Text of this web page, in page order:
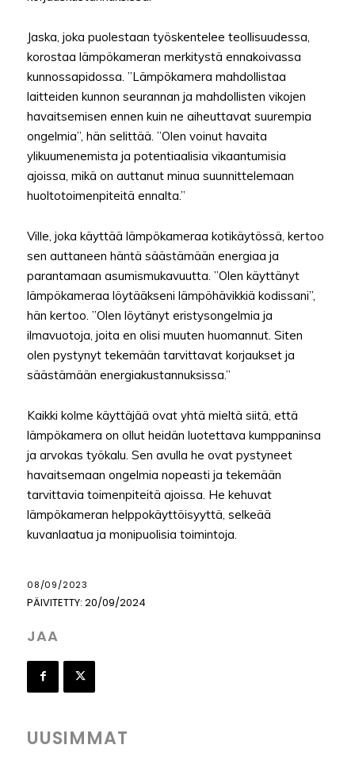
Jaska, joka puolestaan työskentelee teollisuudessa,
korostaa lämpökameran merkitystä ennakoivassa
kunnossapidossa. ”Lämpökamera mahdollistaa
laitteiden kunnon seurannan ja mahdollisten vikojen
havaitsemisen ennen kuin ne aiheuttavat suurempia
ongelmia”, hän selittää. ”Olen voinut havaita
ylikuumenemista ja potentiaalisia vikaantumisia
ajoissa, mikä on auttanut minua suunnittelemaan
huoltotoimenpiteitä ennalta.”
Ville, joka käyttää lämpökameraa kotikäytössä, kertoo
sen auttaneen häntä säästämään energiaa ja
parantamaan asumismukavuutta. ”Olen käyttänyt
lämpökameraa löytääkseni lämpöhävikkiä kodissani”,
hän kertoo. ”Olen löytänyt eristysongelmia ja
ilmavuotoja, joita en olisi muuten huomannut. Siten
olen pystynyt tekemään tarvittavat korjaukset ja
säästämään energiakustannuksissa.”
Kaikki kolme käyttäjää ovat yhtä mieltä siitä, että
lämpökamera on ollut heidän luotettava kumppaninsa
ja arvokas työkalu. Sen avulla he ovat pystyneet
havaitsemaan ongelmia nopeasti ja tekemään
tarvittavia toimenpiteitä ajoissa. He kehuvat
lämpökameran helppokäyttöisyyttä, selkeää
kuvanlaatua ja monipuolisia toimintoja.
08/09/2023
PÄIVITETTY: 20/09/2024
JAA
UUSIMMAT